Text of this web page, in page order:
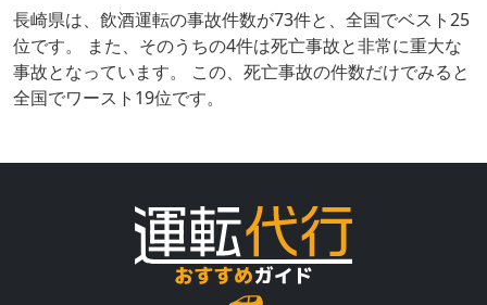
長崎県は、飲酒運転の事故件数が73件と、全国でベスト25
位です。 また、そのうちの4件は死亡事故と非常に重大な
事故となっています。 この、死亡事故の件数だけでみると
全国でワースト19位です。